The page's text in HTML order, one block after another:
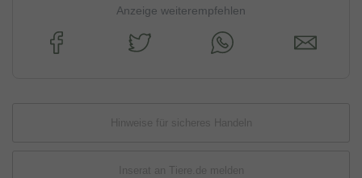
Anzeige weiterempfehlen
Hinweise für sicheres Handeln
Inserat an Tiere.de melden